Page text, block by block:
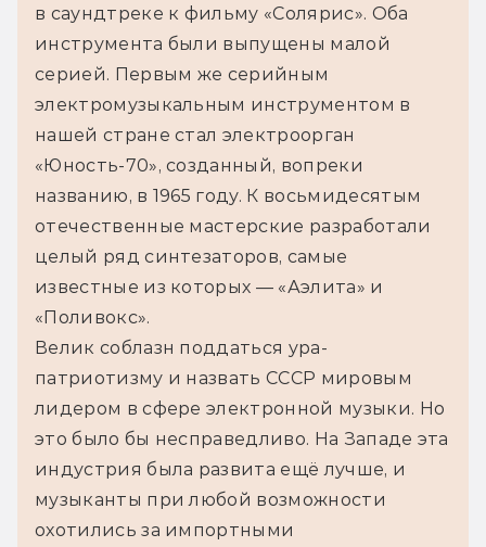
в саундтреке к фильму «Солярис». Оба
инструмента были выпущены малой
серией. Первым же серийным
электромузыкальным инструментом в
нашей стране стал электроорган
«Юность-70», созданный, вопреки
названию, в 1965 году. К восьмидесятым
отечественные мастерские разработали
целый ряд синтезаторов, самые
известные из которых — «Аэлита» и
«Поливокс».
Велик соблазн поддаться ура-
патриотизму и назвать СССР мировым
лидером в сфере электронной музыки. Но
это было бы несправедливо. На Западе эта
индустрия была развита ещё лучше, и
музыканты при любой возможности
охотились за импортными